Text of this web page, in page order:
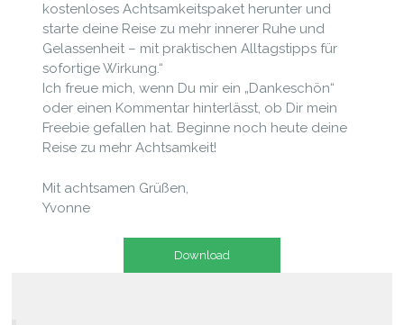
kostenloses Achtsamkeitspaket herunter und
starte deine Reise zu mehr innerer Ruhe und
Gelassenheit – mit praktischen Alltagstipps für
sofortige Wirkung.“
Ich freue mich, wenn Du mir ein „Dankeschön“
oder einen Kommentar hinterlässt, ob Dir mein
Freebie gefallen hat. Beginne noch heute deine
Reise zu mehr Achtsamkeit!
Mit achtsamen Grüßen,
Yvonne
Download